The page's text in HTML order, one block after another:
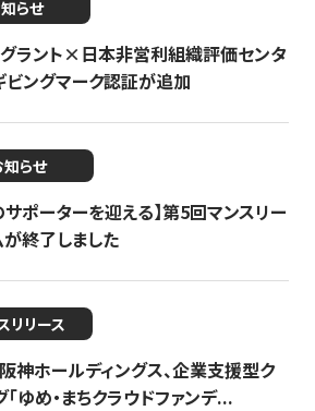
らせ
グラント×日本非営利組織評価センタ
ビングマーク認証が追加
知らせ
ポーターを迎える】​​第5回マンスリー
終了しました
リリース
神ホールディングス、企業支援型ク
ゆめ・まちクラウドファンデ...